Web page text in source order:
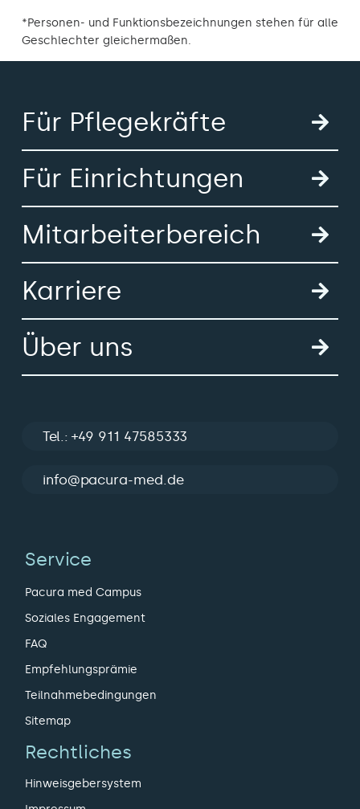
*Personen- und Funktionsbezeichnungen stehen für alle
Geschlechter gleichermaßen.
Für Pflegekräfte
Für Einrichtungen
Mitarbeiterbereich
Karriere
Über uns
Tel.: +49 911 47585333
info@pacura-med.de
Service
Pacura med Campus
Soziales Engagement
FAQ
Empfehlungsprämie
Teilnahmebedingungen
Sitemap
Rechtliches
Hinweisgebersystem